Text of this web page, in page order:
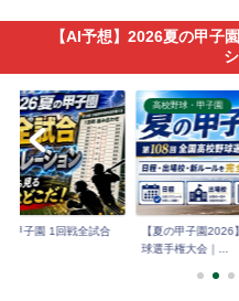
【AI予想】2026夏の甲子
甲子園 1回戦全試合
高校野球・甲子園
【夏の甲子園
球選手権大会｜...